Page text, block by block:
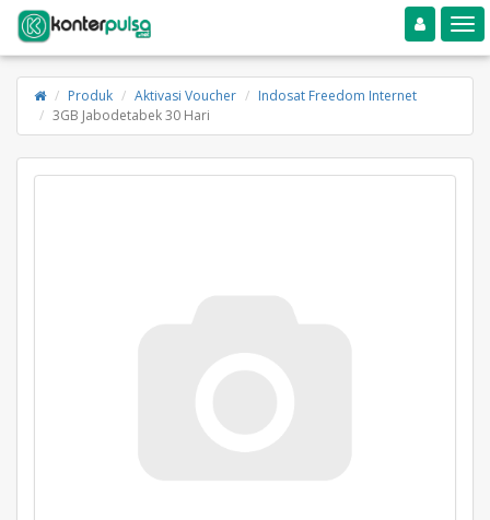
Toggle navigation
Produk Aktivasi Voucher
Indosat Freedom Internet
3GB Jabodetabek 30 Hari